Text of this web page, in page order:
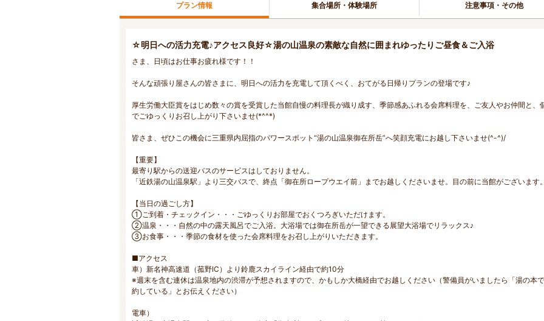
プラン情報 集合場所・体験場所 注意事項・その他
☆明日への活力充電♪アクセス良好☆湯の山温泉の素敵な自然に囲まれゆったりご昼食＆ご入浴
さま、日頃はお仕事お疲れ様です！！
そんな頑張り屋さんの皆さまに、明日への活力を充電して頂くべく、おてがる日帰りプランの登場です♪
厚生労働大臣賞をはじめ数々の賞を受賞した当館自慢の料理長が織り成す、季節感あふれる会席料理を、ご友人やお仲間と、
でごゆっくりお召し上がり下さいませ(*^^*)
皆さま、ぜひこの機会に三重県内屈指のパワースポット“湯の山温泉御在所岳”へ笑顔充電にお越し下さいませ(^-^)/
【重要】
最寄り駅からの送迎バスのサービスはしておりません。
「近鉄湯の山温泉駅」より三交バスで、終点「御在所ロープウエイ前」までお越しくださいませ。目の前に当館がございます
【当日の過ごし方】
①ご到着・チェックイン・・・ごゆっくりお部屋でおくつろぎいただけます。
②温泉・・・自然の中の露天風呂でご入浴。大浴場では御在所岳が一望できる展望大浴場でリラックス♪
③お食事・・・季節の食材を使った会席料理をお召し上がりいただきます。
■アクセス
車）新名神高速道（菰野IC）より鈴鹿スカイライン経由で約10分
※週末を含む連休は温泉地内の渋滞が予想されますので、かもしか大橋経由でお越しください（警備員がいましたら「湯の本
約している」とお伝えください）
電車）